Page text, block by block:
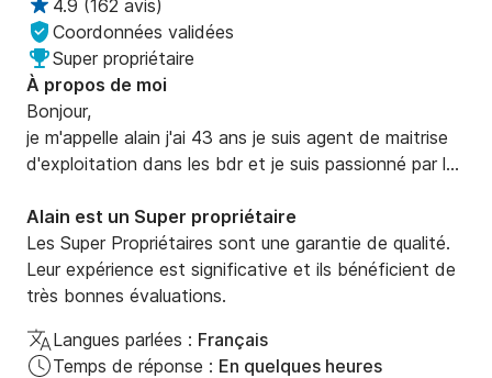
4.9 (162 avis)
Coordonnées validées
Super propriétaire
À propos de moi
Bonjour,
je m'appelle alain j'ai 43 ans je suis agent de maitrise
d'exploitation dans les bdr et je suis passionné par la
vous conseiller.
Ayant le permis depuis mes 16 ans et sortant le plus
possible par tout les temps je pense avoir de bonne
compétences au niveau maritime.
Alain est un Super propriétaire
Les Super Propriétaires sont une garantie de qualité.
Leur expérience est significative et ils bénéficient de
très bonnes évaluations.
Langues parlées : Français
Temps de réponse : En quelques heures